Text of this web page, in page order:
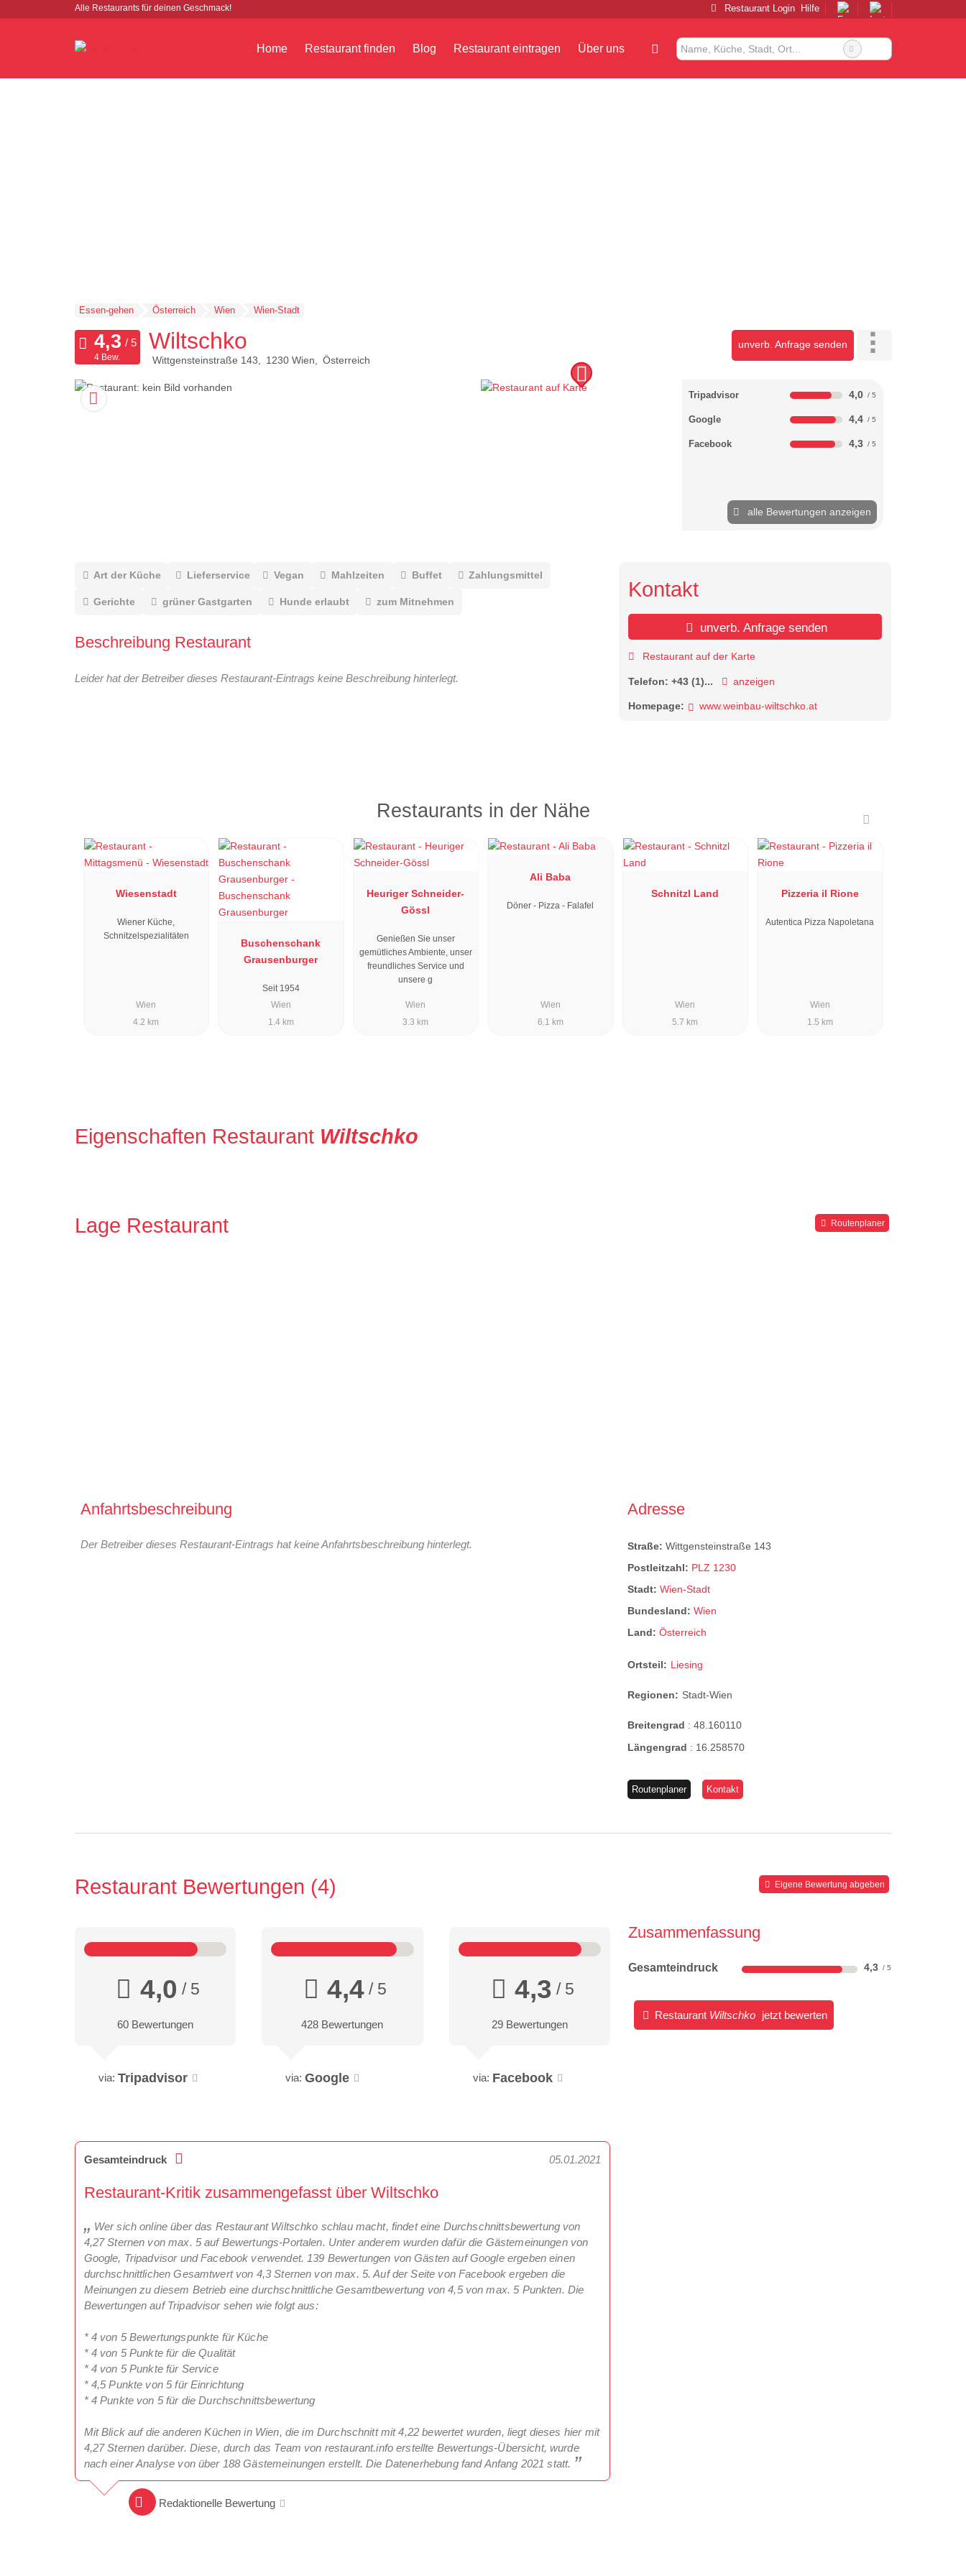
Alle Restaurants für deinen Geschmack! Restaurant Login Hilfe
Home Restaurant finden Blog Restaurant eintragen Über uns
Essen-gehen Österreich Wien Wien-Stadt
Wiltschko
Wittgensteinstraße 143 1230 Wien Österreich
unverb. Anfrage senden
4 Bew.
Tripadvisor 4,0
Google 4,4
Facebook 4,3
alle Bewertungen anzeigen
Art der Küche Lieferservice Vegan Mahlzeiten Buffet Zahlungsmittel
Gerichte grüner Gastgarten Hunde erlaubt zum Mitnehmen
Beschreibung Restaurant
Leider hat der Betreiber dieses Restaurant-Eintrags keine Beschreibung hinterlegt.
Kontakt
unverb. Anfrage senden
Restaurant auf der Karte
Telefon:+43 (1)... anzeigen
Homepage: www.weinbau-wiltschko.at
Restaurants in der Nähe
Wiesenstadt
Wiener Küche,
Schnitzelspezialitäten
Wien
4.2 km
Buschenschank
Grausenburger
Seit 1954
Wien
1.4 km
Heuriger Schneider-
Gössl
Genießen Sie unser
gemütliches Ambiente, unser
freundliches Service und
unsere g
Wien
3.3 km
Ali Baba
Döner - Pizza - Falafel
Wien
6.1 km
Schnitzl Land
Wien
5.7 km
Pizzeria il Rione
Autentica Pizza Napoletana
Wien
1.5 km
Eigenschaften Restaurant Wiltschko
Lage Restaurant Routenplaner
Anfahrtsbeschreibung
Der Betreiber dieses Restaurant-Eintrags hat keine Anfahrtsbeschreibung hinterlegt.
Adresse
Straße:Wittgensteinstraße 143
Postleitzahl: PLZ 1230
Stadt:Wien-Stadt
Bundesland:Wien
Land:Österreich
Ortsteil: Liesing
Regionen: Stadt-Wien
Breitengrad :48.160110
Längengrad : 16.258570
Routenplaner Kontakt
Restaurant Bewertungen 4 Eigene Bewertung abgeben
Zusammenfassung
Gesamteindruck 4,3
Restaurant Wiltschko jetzt bewerten
4,0 / 5
60 Bewertungen
via: Tripadvisor
4,4 / 5
428 Bewertungen
via: Google
4,3 / 5
29 Bewertungen
via: Facebook
Gesamteindruck 05.01.2021
Restaurant-Kritik zusammengefasst über Wiltschko
Wer sich online über das Restaurant Wiltschko schlau macht, findet eine Durchschnittsbewertung von
4,27 Sternen von max. 5 auf Bewertungs-Portalen. Unter anderem wurden dafür die Gästemeinungen von
Google, Tripadvisor und Facebook verwendet. 139 Bewertungen von Gästen auf Google ergeben einen
durchschnittlichen Gesamtwert von 4,3 Sternen von max. 5. Auf der Seite von Facebook ergeben die
Meinungen zu diesem Betrieb eine durchschnittliche Gesamtbewertung von 4,5 von max. 5 Punkten. Die
Bewertungen auf Tripadvisor sehen wie folgt aus:
* 4 von 5 Bewertungspunkte für Küche
* 4 von 5 Punkte für die Qualität
* 4 von 5 Punkte für Service
* 4,5 Punkte von 5 für Einrichtung
* 4 Punkte von 5 für die Durchschnittsbewertung
Mit Blick auf die anderen Küchen in Wien, die im Durchschnitt mit 4,22 bewertet wurden, liegt dieses hier mit
4,27 Sternen darüber. Diese, durch das Team von restaurant.info erstellte Bewertungs-Übersicht, wurde
nach einer Analyse von über 188 Gästemeinungen erstellt. Die Datenerhebung fand Anfang 2021 statt.
Redaktionelle Bewertung